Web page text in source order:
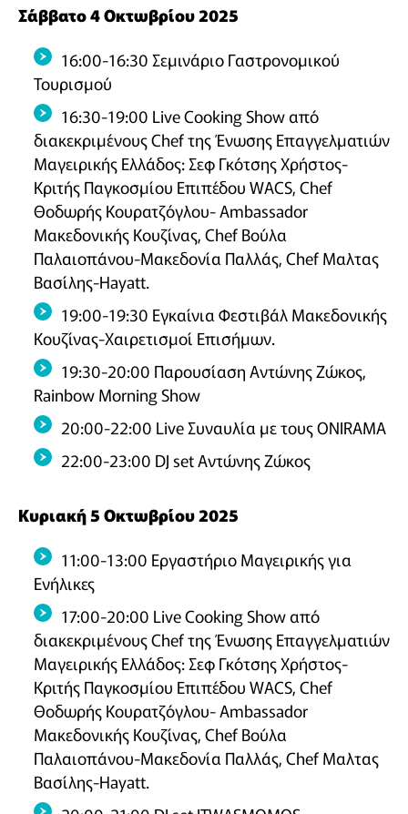
Σάββατο 4 Οκτωβρίου 2025
16:00-16:30 Σεμινάριο Γαστρονομικού
Τουρισμού
16:30-19:00 Live Cooking Show από
διακεκριμένους Chef της Ένωσης Επαγγελματιών
Μαγειρικής Ελλάδος: Σεφ Γκότσης Χρήστος-
Κριτής Παγκοσμίου Επιπέδου WACS, Chef
Θοδωρής Κουρατζόγλου- Ambassador
Μακεδονικής Κουζίνας, Chef Βούλα
Παλαιοπάνου-Μακεδονία Παλλάς, Chef Μαλτας
Bασίλης-Hayatt.
19:00-19:30 Εγκαίνια Φεστιβάλ Μακεδονικής
Κουζίνας-Χαιρετισμοί Επισήμων.
19:30-20:00 Παρουσίαση Αντώνης Ζώκος,
Rainbow Morning Show
20:00-22:00 Live Συναυλία με τους ΟΝΙRΑΜΑ
22:00-23:00 DJ set Αντώνης Ζώκος
Κυριακή 5 Οκτωβρίου 2025
11:00-13:00 Εργαστήριο Μαγειρικής για
Ενήλικες
17:00-20:00 Live Cooking Show από
διακεκριμένους Chef της Ένωσης Επαγγελματιών
Μαγειρικής Ελλάδος: Σεφ Γκότσης Χρήστος-
Κριτής Παγκοσμίου Επιπέδου WACS, Chef
Θοδωρής Κουρατζόγλου- Ambassador
Μακεδονικής Κουζίνας, Chef Βούλα
Παλαιοπάνου-Μακεδονία Παλλάς, Chef Μαλτας
Bασίλης-Hayatt.